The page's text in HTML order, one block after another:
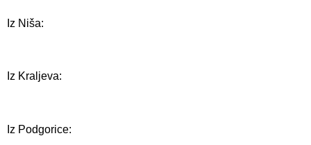
Iz Niša:
Iz Kraljeva:
Iz Podgorice: